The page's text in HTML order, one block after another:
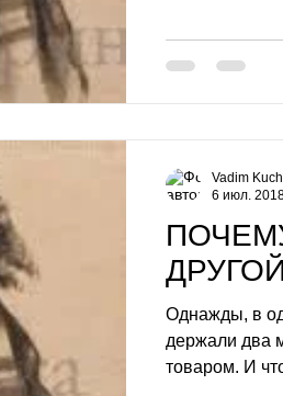
Однажды, в
держали два
товаром. И
Vadim
6 июл. 2018